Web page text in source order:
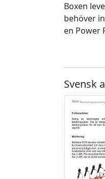
Boxen
behöver
en Power
Svensk